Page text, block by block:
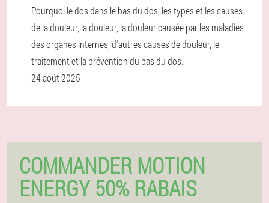
Pourquoi le dos dans le bas du dos, les types et les causes
de la douleur, la douleur, la douleur causée par les maladies
des organes internes, d'autres causes de douleur, le
traitement et la prévention du bas du dos.
24 août 2025
COMMANDER MOTION
ENERGY 50% RABAIS